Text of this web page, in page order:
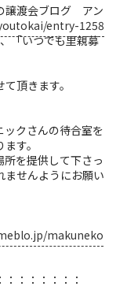
譲渡会ブログ アン
entry-1258
「いつでも里親募
頂きます。
ックさんの待合室を
す。
所を提供して下さっ
ませんようにお願い
makuneko
：：：：：：